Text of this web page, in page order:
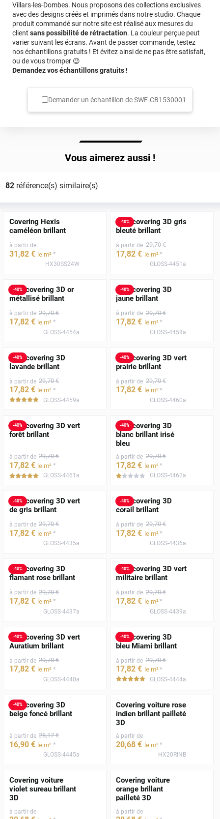
Villars-les-Dombes. Nous proposons des collections exclusives
avec des designs créés et imprimés dans notre studio. Chaque
produit commandé sur notre site est réalisé aux mesures du
client sans possibilité de rétractation. La couleur perçue peut
varier suivant les écrans. Avant de passer commande, testez
nos échantillons gratuits ! Et évitez ainsi de ne pas être satisfait,
ou de vous tromper 😉
Demandez vos échantillons gratuits !
Demander un échantillon deSWF-CB1530001
Vous aimerez aussi !
82référence(s) similaire(s)
Covering Hexis
caméléon brillant
à partir de
31,82 € le m² *
HX30SS24W
-40%
Film covering 3D gris
bleuté brillant
à partir de 29,70 €
17,82 € le m²*
GLOSS-4451a
-40%
Film covering 3D or
métallisé brillant
à partir de 29,70 €
17,82 € le m² *
GLOSS-4454a
-40%
Film covering 3D
jaune brillant
à partir de 29,70 €
17,82 € le m²*
GLOSS-4458a
-40%
Film covering 3D
lavande brillant
à partir de 29,70 €
17,82 € le m² *
*****
GLOSS-4459a
-40%
Film covering 3D vert
prairie brillant
à partir de 29,70 €
17,82 € le m²*
GLOSS-4460a
-40%
Film covering 3D vert
forêt brillant
à partir de 29,70 €
17,82 € le m² *
*****
GLOSS-4461a
-40%
Film covering 3D
blanc brillant irisé
bleu
à partir de 29,70 €
17,82 € le m²*
***** GLOSS-4462a
-40%
Film covering 3D vert
de gris brillant
à partir de 29,70 €
17,82 € le m² *
GLOSS-4435a
-40%
Film covering 3D
corail brillant
à partir de 29,70 €
17,82 € le m²*
GLOSS-4436a
-40%
Film covering 3D
flamant rose brillant
à partir de 29,70 €
17,82 € le m² *
GLOSS-4437a
-40%
Film covering 3D vert
militaire brillant
à partir de 29,70 €
17,82 € le m²*
GLOSS-4439a
-40%
Film covering 3D vert
Auratium brillant
à partir de 29,70 €
17,82 € le m² *
GLOSS-4440a
-40%
Film covering 3D
bleu Miami brillant
à partir de 29,70 €
17,82 € le m²*
*****
GLOSS-4444a
-40%
Film covering 3D
beige foncé brillant
à partir de 28,17 €
16,90 € le m² *
GLOSS-4445a
Covering voiture rose
indien brillant pailleté
3D
à partir de
20,68 € le m²*
HX20RINB
Covering voiture
violet sureau brillant
3D
à partir de
Covering voiture
orange brillant
pailleté 3D
à partir de